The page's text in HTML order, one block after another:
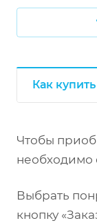
Как купить
Чтобы
необходимо
Выбрать
кнопку